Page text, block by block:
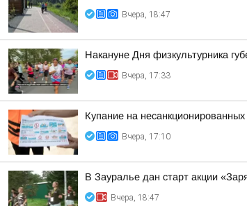
Вчера, 18:47
Накануне Дня физкультурника
Вчера, 17:33
Купание на
Вчера, 17:10
В Зауралье дан старт акции
Вчера, 18:47